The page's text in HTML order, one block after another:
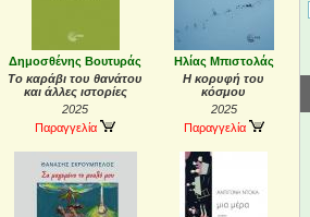
Δημοσθένης Βουτυράς
Το καράβι του θανάτου
και άλλες ιστορίες
2025
Παραγγελία
Ηλίας Μπιστολάς
Η κορυφή του
κόσμου
2025
Παραγγελία